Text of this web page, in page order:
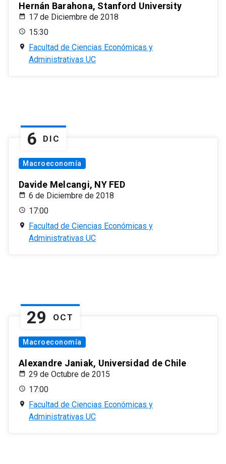
Hernán Barahona, Stanford University
17 de Diciembre de 2018
15:30
Facultad de Ciencias Económicas y
Administrativas UC
6 DIC
Macroeconomía
Davide Melcangi, NY FED
6 de Diciembre de 2018
17:00
Facultad de Ciencias Económicas y
Administrativas UC
29 OCT
Macroeconomía
Alexandre Janiak, Universidad de Chile
29 de Octubre de 2015
17:00
Facultad de Ciencias Económicas y
Administrativas UC